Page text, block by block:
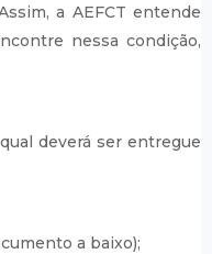
a AEFCT entende
nessa condição,
deverá ser entregue
a baixo);